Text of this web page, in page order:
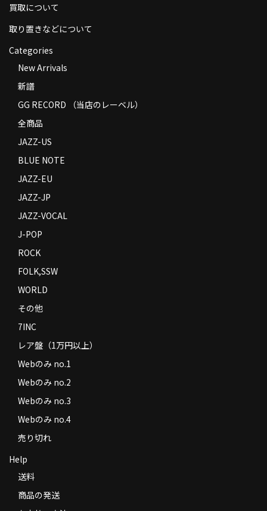
お支払い方法
コンディション
Privacy Policy
特定商取引法に基づく表示
Contact
買取について
取り置きなどについて
Categories
New Arrivals
新譜
GG RECORD （当店のレーベル）
全商品
JAZZ-US
BLUE NOTE
JAZZ-EU
JAZZ-JP
JAZZ-VOCAL
J-POP
ROCK
FOLK,SSW
WORLD
その他
7INC
レア盤（1万円以上）
Webのみ no.1
Webのみ no.2
Webのみ no.3
Webのみ no.4
売り切れ
Help
送料
商品の発送